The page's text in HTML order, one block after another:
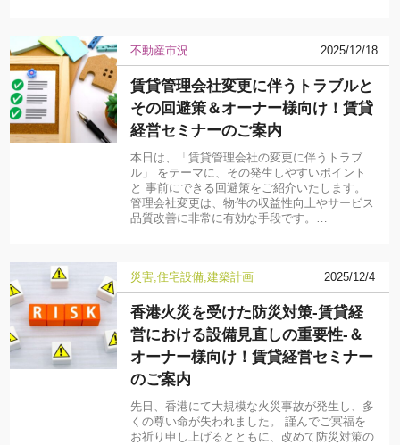
不動産市況 2025/12/18
賃貸管理会社変更に伴うトラブルと
その回避策＆オーナー様向け！賃貸
経営セミナーのご案内
本日は、「賃貸管理会社の変更に伴うトラブ
ル」 をテーマに、その発生しやすいポイント
と 事前にできる回避策をご紹介いたします。
管理会社変更は、物件の収益性向上やサービス
品質改善に非常に有効な手段です。…
災害 住宅設備 建築計画 2025/12/4
香港火災を受けた防災対策-賃貸経
営における設備見直しの重要性-＆
オーナー様向け！賃貸経営セミナー
のご案内
先日、香港にて大規模な火災事故が発生し、多
くの尊い命が失われました。 謹んでご冥福を
お祈り申し上げるとともに、改めて防災対策の